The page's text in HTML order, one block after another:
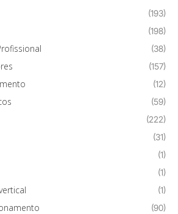
(193)
(198)
(38)
(157)
(12)
(59)
(222)
(31)
(1)
(1)
(1)
(90)